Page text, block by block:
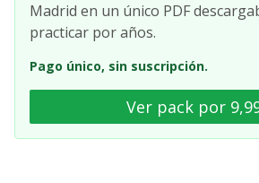
Madrid en un único PDF
practicar por años.
Pago único, sin suscripción.
Ver pack por